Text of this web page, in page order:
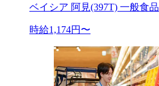
ベイシア 阿見(397T) 一般食品
時給1,174円〜